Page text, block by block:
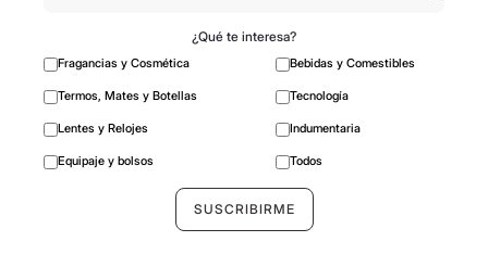
¿Qué te interesa?
Fragancias y Cosmética Bebidas y Comestibles
Termos, Mates y Botellas Tecnología
Lentes y Relojes Indumentaria
Equipaje y bolsos Todos